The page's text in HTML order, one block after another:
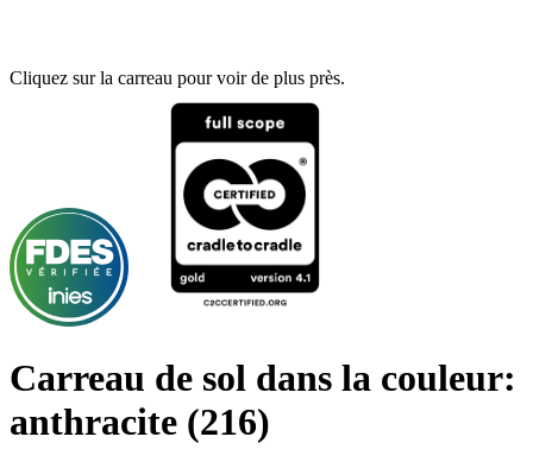
Cliquez sur la carreau pour voir de plus près.
Carreau de sol dans la couleur:
anthracite (216)